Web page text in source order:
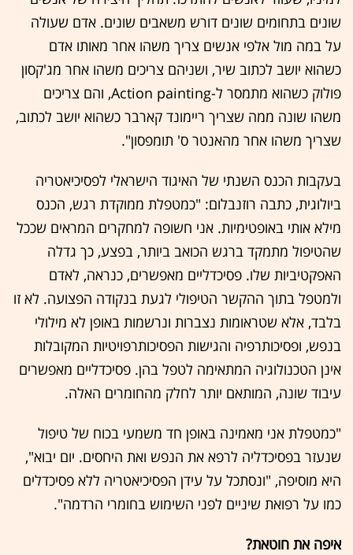
שונים בתחומים שונים דורש משאבים שונים. אדם שעולה
על במה מול אלפי אנשים צריך משהו אחר מאותו אדם
כשהוא יושב לכתוב שיר, ושניהם צריכים משהו אחר מג'קסון
פולוק כשהוא מתמסר ל-Action painting, והם צריכים
משהו שונה ממה שצריך ריימונד קארבר כשהוא יושב לכתוב,
שצריך משהו אחר מהאנטר ס' תומפסון".
בעקבות הכנס השנתי של האיגוד הישראלי לפסיכיאטריה
ביולוגית, כתבה רוזנבלום: "כמטפלת ממוקדת רגש, הכנס
מילא אותי באופטימיות. אני חשופה למחקרים המראים שככל
שהטיפול מתמקד ברגש הכואב ביותר, בפצע, כך גדלה
האפקטיביות שלו. פסיכדליים מאפשרים, כנראה, לאדם
ולמטפל בתוך ההקשר הטיפולי לגעת בנקודה הפצועה. לא זו
בלבד, אלא שטראומות נצברות ונרשמות באופן לא מילולי
בנפש, ופסיכותרפיה והגישות הפסיכותרפויטיות המקובלות
אינן הטכנולוגיה המתאימה לטפל בהן. פסיכדליים מאפשרים
עיבוד שונה, המותאם יותר לחלק מהחומרים האלה.
"כמטפלת אני מאמינה באופן חד משמעי בכוח של טיפול
שנעזר בפסיכדליה לרפא את הנפש ואת היחסים. יום יבוא",
היא מוסיפה, "ונסתכל על עידן הפסיכיאטריה ללא פסיכדלים
כמו על רפואת שיניים לפני השימוש בחומרי הרדמה".
איפה את חוטאת?